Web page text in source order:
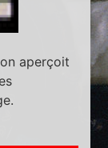
aperçoit